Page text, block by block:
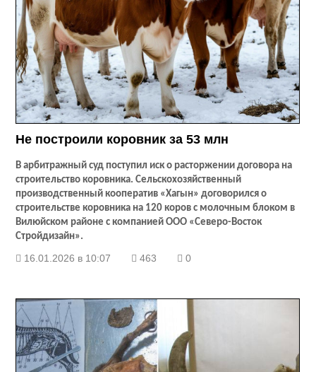
Не построили коровник за 53 млн
В арбитражный суд поступил иск о расторжении договора на
строительство коровника. Сельскохозяйственный
производственный кооператив «Хагын» договорился о
строительстве коровника на 120 коров с молочным блоком в
Вилюйском районе с компанией ООО «Северо-Восток
Стройдизайн».
16.01.2026 в 10:07 463 0